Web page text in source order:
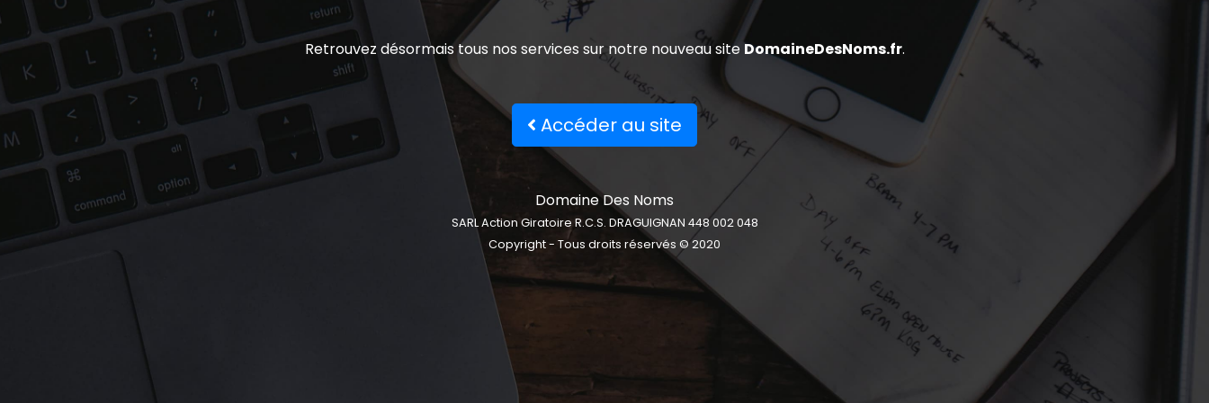
Retrouvez désormais tous nos services sur notre nouveau siteDomaineDesNoms.fr.
Accéder au site
Domaine Des Noms
SARL Action Giratoire R.C.S. DRAGUIGNAN 448 002 048
Copyright - Tous droits réservés © 2020